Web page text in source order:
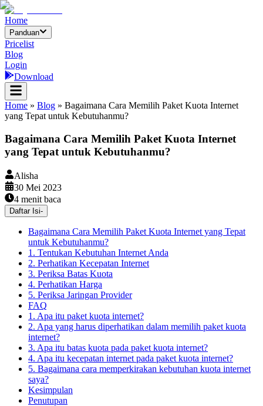
Home
Panduan
Pricelist
Blog
Login
Download
Home » Blog » Bagaimana Cara Memilih Paket Kuota Internet
yang Tepat untuk Kebutuhanmu?
Bagaimana Cara Memilih Paket Kuota Internet
yang Tepat untuk Kebutuhanmu?
Alisha
30 Mei 2023
4 menit baca
Daftar Isi-
Bagaimana Cara Memilih Paket Kuota Internet yang Tepat
untuk Kebutuhanmu?
1. Tentukan Kebutuhan Internet Anda
2. Perhatikan Kecepatan Internet
3. Periksa Batas Kuota
4. Perhatikan Harga
5. Periksa Jaringan Provider
FAQ
1. Apa itu paket kuota internet?
2. Apa yang harus diperhatikan dalam memilih paket kuota
internet?
3. Apa itu batas kuota pada paket kuota internet?
4. Apa itu kecepatan internet pada paket kuota internet?
5. Bagaimana cara memperkirakan kebutuhan kuota internet
saya?
Kesimpulan
Penutupan